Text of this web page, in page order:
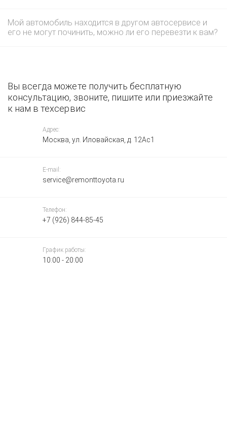
Мой автомобиль находится в другом автосервисе и
его не могут починить, можно ли его перевезти к вам?
Вы всегда можете получить бесплатную
консультацию, звоните, пишите или приезжайте
к нам в техсервис
Адрес:
Москва, ул. Иловайская, д. 12Ас1
E-mail:
service@remonttoyota.ru
Телефон:
+7 (926) 844-85-45
График работы:
10:00 - 20:00